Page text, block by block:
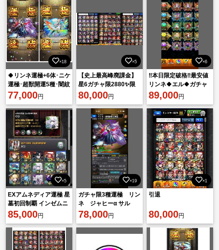
×18
🍀リンネ運極+6体･ニケ
運極･超獣開運5種･闇紋
章力10000↑･運極490体
77,000円
×5
【史上最高峰廃課金】
星6ガチャ限2880✨️限
定・コラボ所持率最高
80,000円
×6
‼️本日限定破格‼️最安値
リンネ🍀エル🍀ガチャ
限定多数運極
89,000円
×5
EXアムネディア運極 星
墓初回制覇 インゼムニ
ア所持 黎絶14種運極 カ
ーミラ
85,000円
×19
ガチャ限3種運極 リン
ネ ジャヒーα サル
ワ テンリン運極アイ
テム大量
78,000円
×1
引退
80,000円